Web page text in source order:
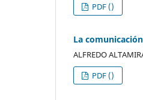
PDF ()
La
ALFREDO
PDF ()